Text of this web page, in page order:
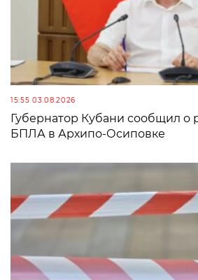
15:55 03.08.2026
Губернатор Кубани сообщил о
БПЛА в Архипо-Осиповке